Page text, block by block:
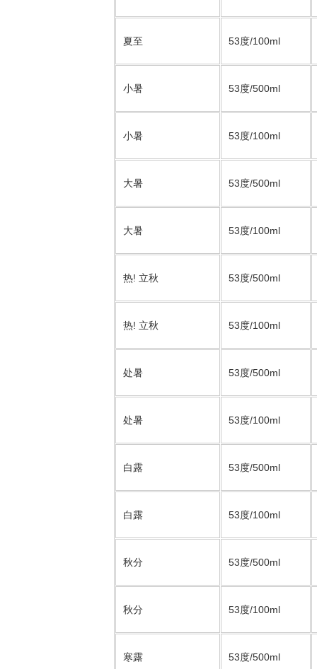
夏至 53度/100ml
小暑 53度/500ml
小暑 53度/100ml
大暑 53度/500ml
大暑 53度/100ml
热! 立秋 53度/500ml
热! 立秋 53度/100ml
处暑 53度/500ml
处暑 53度/100ml
白露 53度/500ml
白露 53度/100ml
秋分 53度/500ml
秋分 53度/100ml
寒露 53度/500ml